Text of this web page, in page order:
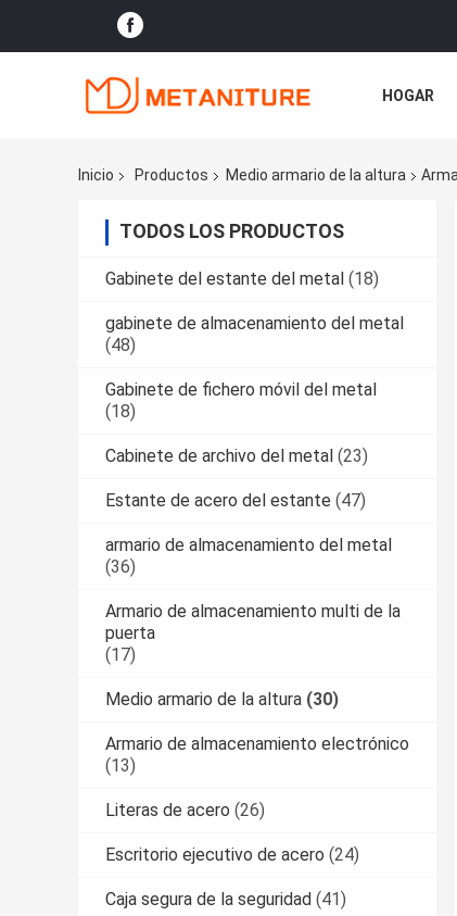
HOGAR
Inicio
Productos Medio armario de la altura
TODOS LOS PRODUCTOS
Gabinete del estante del metal (18)
gabinete de almacenamiento del metal
(48)
Gabinete de fichero móvil del metal
(18)
Cabinete de archivo del metal (23)
Estante de acero del estante (47)
armario de almacenamiento del metal
(36)
Armario de almacenamiento multi de la
puerta
(17)
Medio armario de la altura (30)
Armario de almacenamiento electrónico
(13)
Literas de acero (26)
Escritorio ejecutivo de acero (24)
Caja segura de la seguridad (41)